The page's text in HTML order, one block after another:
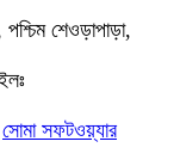
শেওড়াপাড়া,
সোমা সফটওয়্যার